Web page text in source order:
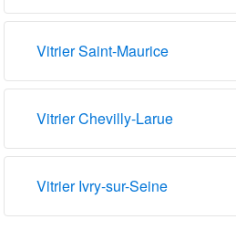
Vitrier Saint-Maurice
Vitrier Chevilly-Larue
Vitrier Ivry-sur-Seine